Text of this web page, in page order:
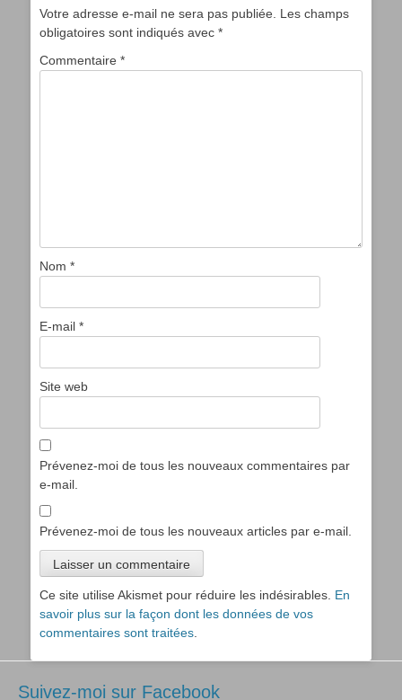
Votre adresse e-mail ne sera pas publiée.
Les champs
obligatoires sont indiqués avec *
Commentaire *
Nom *
E-mail *
Site web
Prévenez-moi de tous les nouveaux commentaires par
e-mail.
Prévenez-moi de tous les nouveaux articles par e-mail.
Ce site utilise Akismet pour réduire les indésirables. En
savoir plus sur la façon dont les données de vos
commentaires sont traitées
Suivez-moi sur Facebook